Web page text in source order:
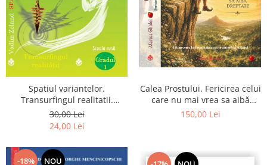
Spatiul variantelor.
Transurfingul realitatii.
Gradul 1. Cum sa ne
dezvoltam intuitia si sa ne
alegem soarta
30,00 Lei
24,00 Lei
Calea Prostului. Fericirea celui
care nu mai vrea sa aibă
dreptate - Intoarcerea la
150,00 Lei
-18% NOU